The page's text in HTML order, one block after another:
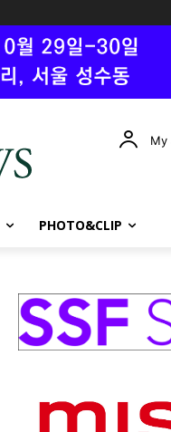
My
PHOTO&CLIP